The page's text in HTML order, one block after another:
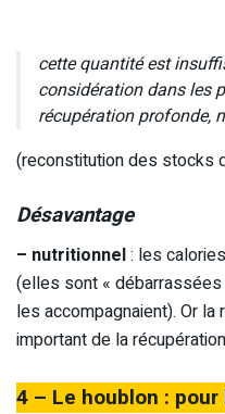
cette quantité est
considération dans les
récupération profonde,
(reconstitution des stocks
Désavantage
– nutritionnel: les
(elles sont «
les accompagnaient). Or
important de la
4 – Le houblon : pour